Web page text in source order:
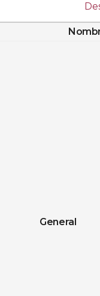
General